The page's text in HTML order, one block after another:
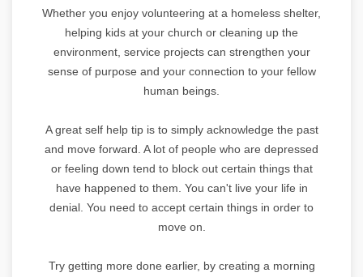
Whether you enjoy volunteering at a homeless shelter,
helping kids at your church or cleaning up the
environment, service projects can strengthen your
sense of purpose and your connection to your fellow
human beings.
A great self help tip is to simply acknowledge the past
and move forward. A lot of people who are depressed
or feeling down tend to block out certain things that
have happened to them. You can't live your life in
denial. You need to accept certain things in order to
move on.
Try getting more done earlier, by creating a morning